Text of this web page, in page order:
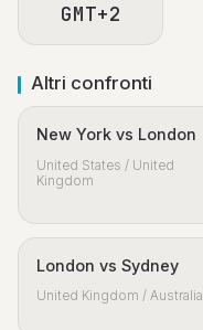
GMT+2
Altri confronti
New York vs London
United States / United
Kingdom
London vs Sydney
United Kingdom / Australia